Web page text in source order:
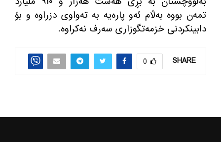
تمه‌ن بووه‌ به‌ڵام ئه‌و پاره‌یه‌ به‌ ته‌واوی دزراوه‌ و بۆ
دابینكردنی خزمه‌تگوزاری سه‌رف نه‌كراوه‌.
SHARE
0